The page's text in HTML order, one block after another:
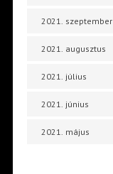
2021. szeptember
2021. augusztus
2021. július
2021. június
2021. május